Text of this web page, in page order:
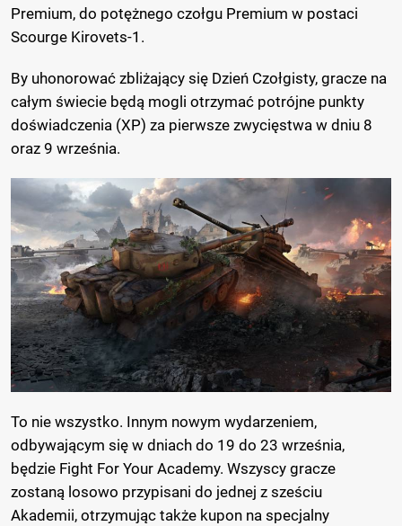
Premium, do potężnego czołgu Premium w postaci
Scourge Kirovets-1.
By uhonorować zbliżający się Dzień Czołgisty, gracze na
całym świecie będą mogli otrzymać potrójne punkty
doświadczenia (XP) za pierwsze zwycięstwa w dniu 8
oraz 9 września.
To nie wszystko. Innym nowym wydarzeniem,
odbywającym się w dniach do 19 do 23 września,
będzie Fight For Your Academy. Wszyscy gracze
zostaną losowo przypisani do jednej z sześciu
Akademii, otrzymując także kupon na specjalny